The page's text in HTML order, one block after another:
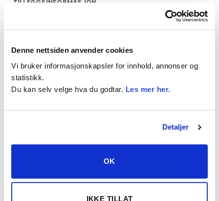
Denne nettsiden anvender cookies
Vi bruker informasjonskapsler for innhold, annonser og
statistikk.
Du kan selv velge hva du godtar. Les mer her.
Detaljer
OK
IKKE TILLAT
TILLEGGSINFORMASJON
ITR Kjørerampe 3,5m med kant
Lengde: 3,5 meter
Vekt: 132 kg per par
Maks kapasitet ved akselavstand = 1,75m : 10170
kg